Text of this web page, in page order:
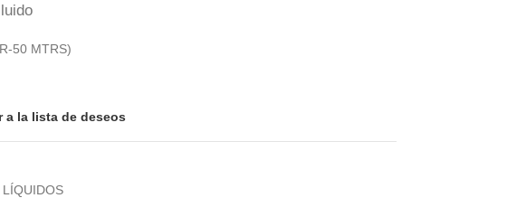
50 MTRS)
a la lista de deseos
LÍQUIDOS